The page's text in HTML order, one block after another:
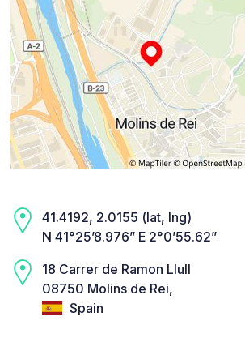
41.4192, 2.0155 (lat, lng)
N 41°25’8.976” E 2°0’55.62”
18 Carrer de Ramon Llull
08750 Molins de Rei,
Spain